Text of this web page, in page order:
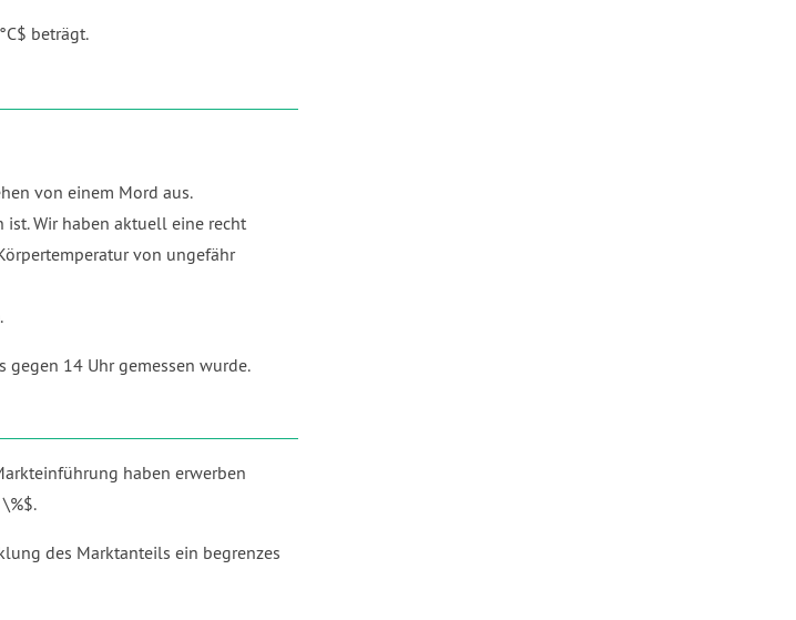
beträgt.
von einem Mord aus.
ist. Wir haben aktuell eine recht
von ungefähr
14 Uhr gemessen wurde.
haben erwerben
des Marktanteils ein begrenzes